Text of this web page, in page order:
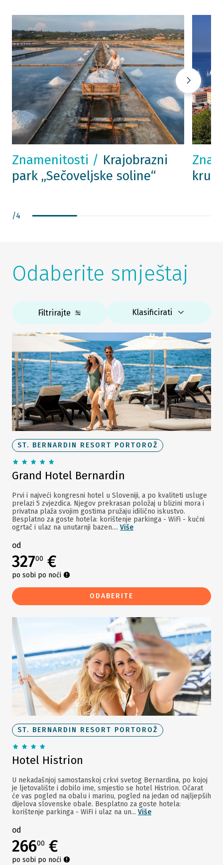
Znamenitosti / Krajobrazni
park „Sečoveljske soline“
/4
Odaberite smještaj
Filtrirajte Klasificirati
ST. BERNARDIN RESORT PORTOROŽ
Grand Hotel Bernardin
Prvi i najveći kongresni hotel u Sloveniji, a po kvaliteti usluge
prelazi 5 zvjezdica. Njegov prekrasan položaj u blizini mora i
privatna plaža svojim gostima pružaju idilično iskustvo.
Besplatno za goste hotela: korištenje parkinga - WiFi - kućni
ogrtač i ulaz na unutarnji bazen.... Više
od
32700 €
po sobi po noći
ODABERITE
ST. BERNARDIN RESORT PORTOROŽ
Hotel Histrion
U nekadašnjoj samostanskoj crkvi svetog Bernardina, po kojoj
je ljetovalište i dobilo ime, smjestio se hotel Histrion. Očarat
će vas pogled na obalu i marinu, pogled na jedan od najljepših
dijelova slovenske obale. Besplatno za goste hotela:
korištenje parkinga - WiFi i ulaz na un... Više
od
26600 €
po sobi po noći